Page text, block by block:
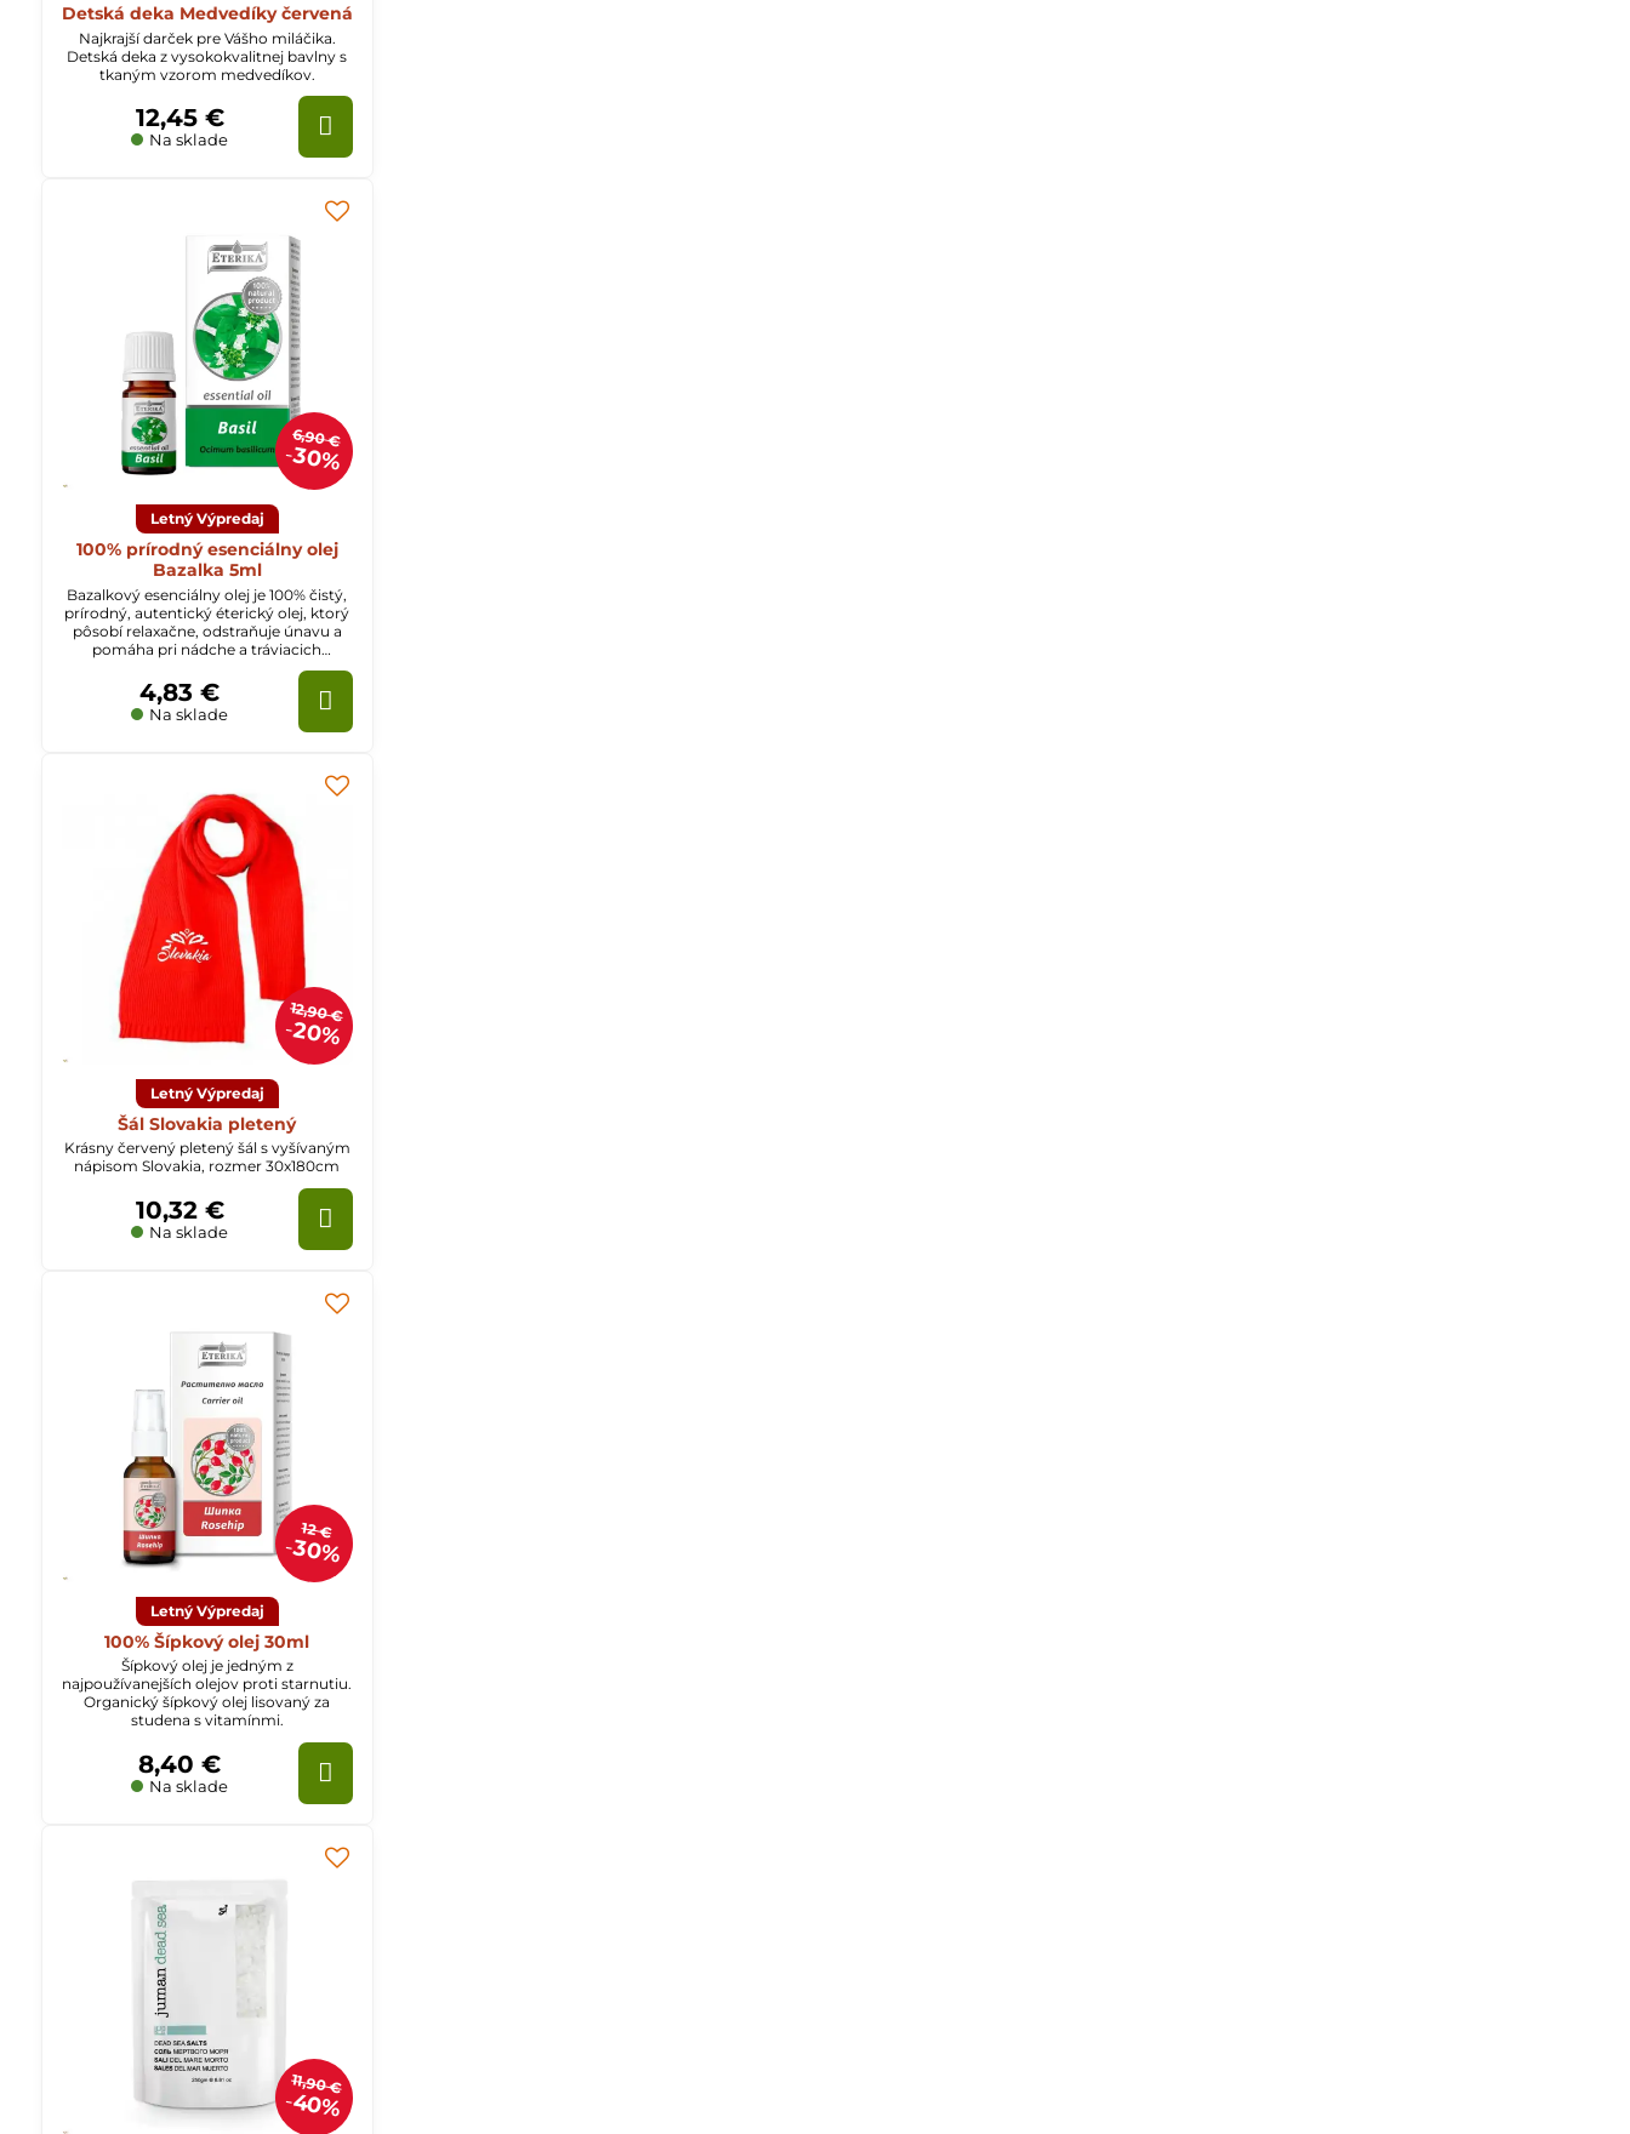
Detská deka Medvedíky červená
Najkrajší darček pre Vášho miláčika.
Detská deka z vysokokvalitnej bavlny s
tkaným vzorom medvedíkov.
Na sklade
12,45 €
6,90 €
30%
Letný Výpredaj
100% prírodný esenciálny olej
Bazalka 5ml
Bazalkový esenciálny olej je 100% čistý,
prírodný, autentický éterický olej, ktorý
pôsobí relaxačne, odstraňuje únavu a
pomáha pri nádche a tráviacich
Na sklade
4,83 €
12,90 €
20%
Letný Výpredaj
Šál Slovakia pletený
Krásny červený pletený šál s vyšívaným
nápisom Slovakia, rozmer 30x180cm
Na sklade
10,32 €
12 €
30%
Letný Výpredaj
100% Šípkový olej 30ml
Šípkový olej je jedným z
najpoužívanejších olejov proti starnutiu.
Organický šípkový olej lisovaný za
studena s vitamínmi.
Na sklade
8,40 €
11,90 €
40%